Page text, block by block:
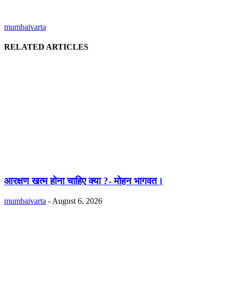
mumbaivarta
RELATED ARTICLES
आरक्षण खत्म होना चाहिए क्या ?- मोहन भागवत।
mumbaivarta - August 6, 2026